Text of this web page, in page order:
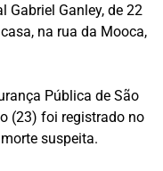
Ganley, de 22
na rua da Mooca,
Pública de São
(23) foi registrado no
suspeita.